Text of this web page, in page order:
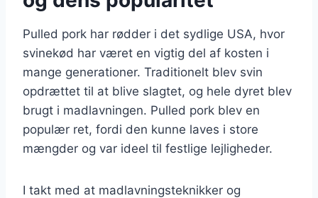
Pulled pork har rødder i det sydlige USA, hvor
svinekød har været en vigtig del af kosten i
mange generationer. Traditionelt blev svin
opdrættet til at blive slagtet, og hele dyret blev
brugt i madlavningen. Pulled pork blev en
populær ret, fordi den kunne laves i store
mængder og var ideel til festlige lejligheder.
I takt med at madlavningsteknikker og